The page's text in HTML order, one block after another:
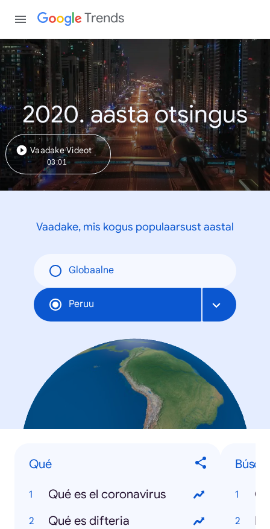
Trends
2020. aasta otsingus
Vaadake Videot
03:01
Vaadake, mis kogus populaarsust aastal
Globaalne
Peruu
Qué
Qué es el coronavirus
Qué es difteria